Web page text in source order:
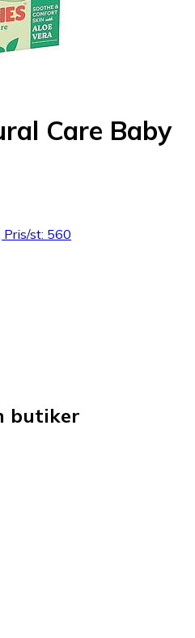
Care Baby
st: 560
butiker